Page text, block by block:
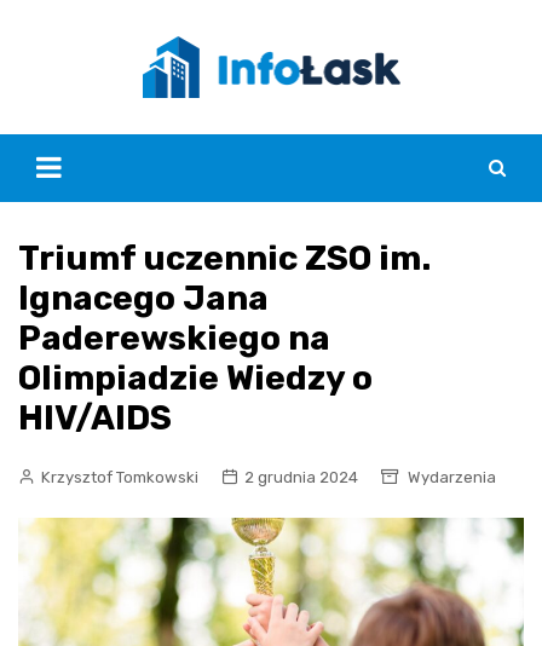
Triumf uczennic ZSO im.
Ignacego Jana
Paderewskiego na
Olimpiadzie Wiedzy o
HIV/AIDS
Krzysztof Tomkowski 2 grudnia 2024 Wydarzenia